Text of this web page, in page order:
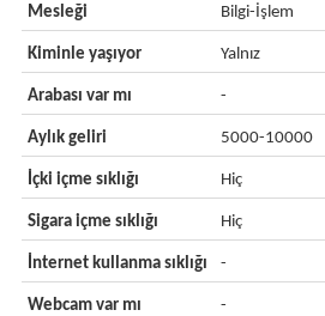
Mesleği Bilgi-İşlem
Kiminle yaşıyor Yalnız
Arabası var mı -
Aylık geliri 5000-10000
İçki içme sıklığı Hiç
Sigara içme sıklığı Hiç
İnternet kullanma sıklığı -
Webcam var mı -